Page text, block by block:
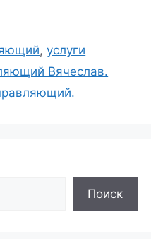
,услуги
Вячеслав.
Поиск